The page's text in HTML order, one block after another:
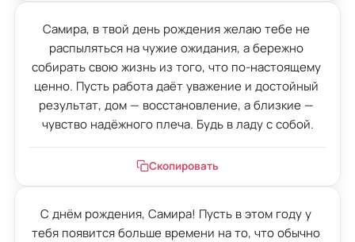
Самира, в твой день рождения желаю тебе не
распыляться на чужие ожидания, а бережно
собирать свою жизнь из того, что по-настоящему
ценно. Пусть работа даёт уважение и достойный
результат, дом — восстановление, а близкие —
чувство надёжного плеча. Будь в ладу с собой.
Скопировать
С днём рождения, Самира! Пусть в этом году у
тебя появится больше времени на то, что обычно